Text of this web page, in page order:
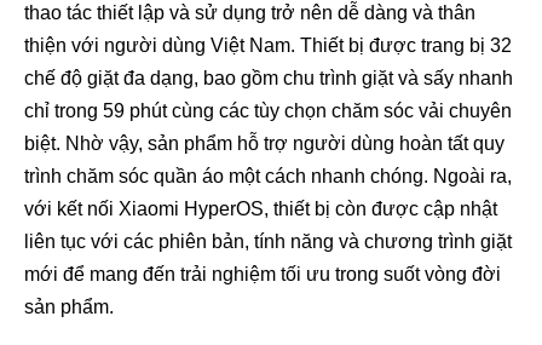
thao tác thiết lập và sử dụng trở nên dễ dàng và thân
thiện với người dùng Việt Nam. Thiết bị được trang bị 32
chế độ giặt đa dạng, bao gồm chu trình giặt và sấy nhanh
chỉ trong 59 phút cùng các tùy chọn chăm sóc vải chuyên
biệt. Nhờ vậy, sản phẩm hỗ trợ người dùng hoàn tất quy
trình chăm sóc quần áo một cách nhanh chóng. Ngoài ra,
với kết nối Xiaomi HyperOS, thiết bị còn được cập nhật
liên tục với các phiên bản, tính năng và chương trình giặt
mới để mang đến trải nghiệm tối ưu trong suốt vòng đời
sản phẩm.